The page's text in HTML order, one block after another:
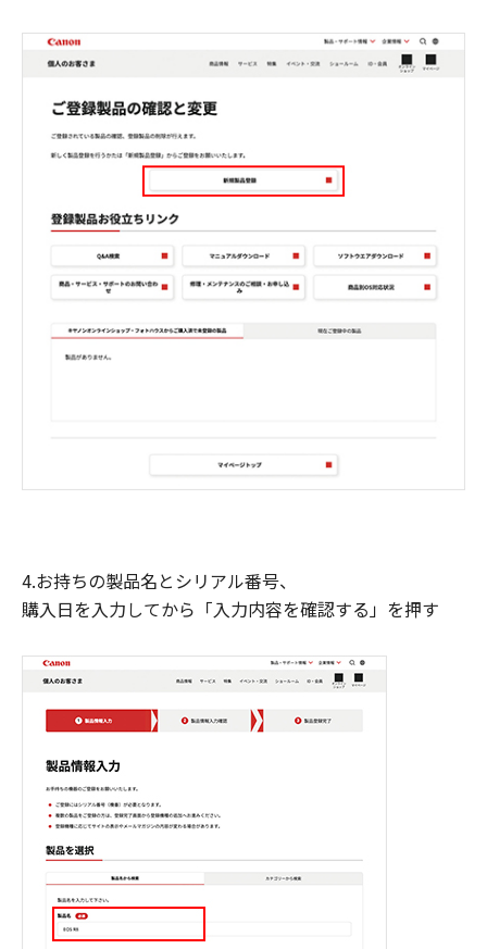
4.お持ちの製品名とシリアル番号、
購入日を入力してから「入力内容を確認する」を押す